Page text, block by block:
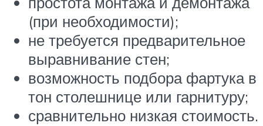
(при необходимости);
не требуется предварительное
выравнивание стен;
возможность подбора фартука в
тон столешнице или гарнитуру;
сравнительно низкая стоимость.